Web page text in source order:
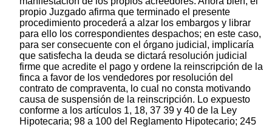
propio Juzgado afirma que terminado el presente
procedimiento procederá a alzar los embargos y librar
para ello los correspondientes despachos; en este caso,
para ser consecuente con el órgano judicial, implicaría
que satisfecha la deuda se dictará resolución judicial
firme que acredite el pago y ordene la reinscripción de la
finca a favor de los vendedores por resolución del
contrato de compraventa, lo cual no consta motivando
causa de suspensión de la reinscripción. Lo expuesto
conforme a los artículos 1, 18, 37 39 y 40 de la Ley
Hipotecaria; 98 a 100 del Reglamento Hipotecario; 245